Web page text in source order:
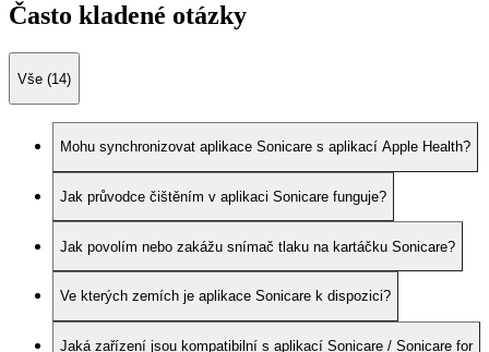
Často kladené otázky
Vše (14)
Mohu synchronizovat aplikace Sonicare s aplikací Apple Health?
Jak průvodce čištěním v aplikaci Sonicare funguje?
Jak povolím nebo zakážu snímač tlaku na kartáčku Sonicare?
Ve kterých zemích je aplikace Sonicare k dispozici?
Jaká zařízení jsou kompatibilní s aplikací Sonicare / Sonicare for